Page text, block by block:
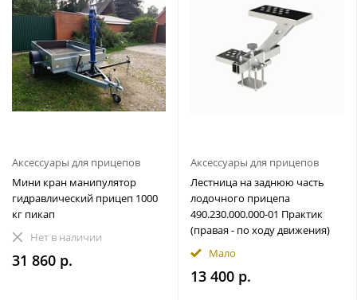
Аксессуары для прицепов
Мини кран манипулятор
гидравлический прицеп 1000
кг пикап
Нет в наличии
31 860 р.
Аксессуары для прицепов
Лестница на заднюю часть
лодочного прицепа
490.230.000.000-01 Практик
(правая - по ходу движения)
Мало
13 400 р.